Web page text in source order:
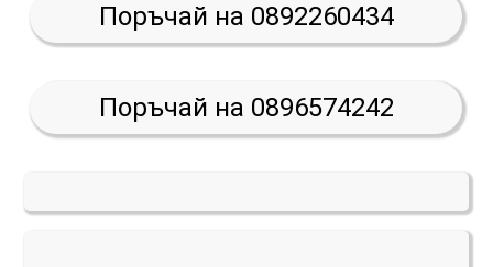
Поръчай на 0892260434
Поръчай на 0896574242